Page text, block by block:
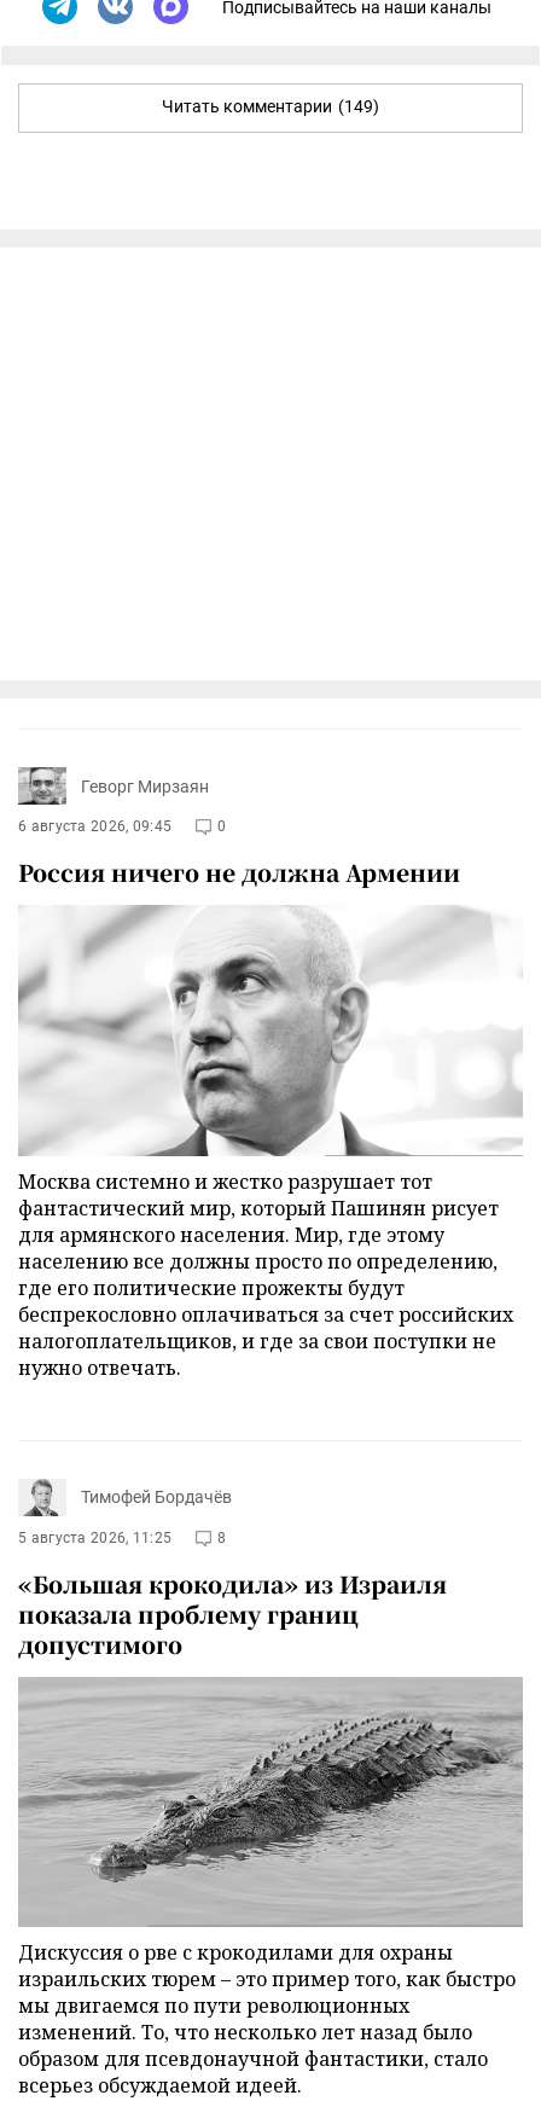
Подписывайтесь на наши каналы
Читать комментарии (149)
Геворг Мирзаян
6 августа 2026, 09:45 0
Россия ничего не должна Армении
Москва системно и жестко разрушает тот
фантастический мир, который Пашинян рисует
для армянского населения. Мир, где этому
населению все должны просто по определению,
где его политические прожекты будут
беспрекословно оплачиваться за счет российских
налогоплательщиков, и где за свои поступки не
нужно отвечать.
Тимофей Бордачёв
5 августа 2026, 11:25 8
«Большая крокодила» из Израиля
показала проблему границ
допустимого
Дискуссия о рве с крокодилами для охраны
израильских тюрем – это пример того, как быстро
мы двигаемся по пути революционных
изменений. То, что несколько лет назад было
образом для псевдонаучной фантастики, стало
всерьез обсуждаемой идеей.